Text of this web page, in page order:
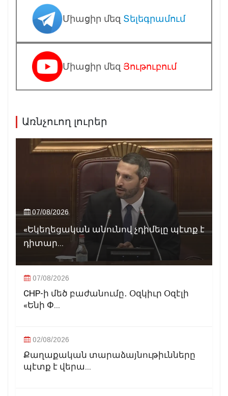
Միացիր մեզ Տելեգրամում
Միացիր մեզ Յութուբում
Առնչուող լուրեր
07/08/2026
«Եկեղեցական անունով չդիմելը պէտք է
դիտար...
07/08/2026
CHP-ի մեծ բաժանումը․ Օզկիւր Օզէլի
«Ենի Փ...
02/08/2026
Քաղաքական տարաձայնութիւնները
պէտք է վերա...